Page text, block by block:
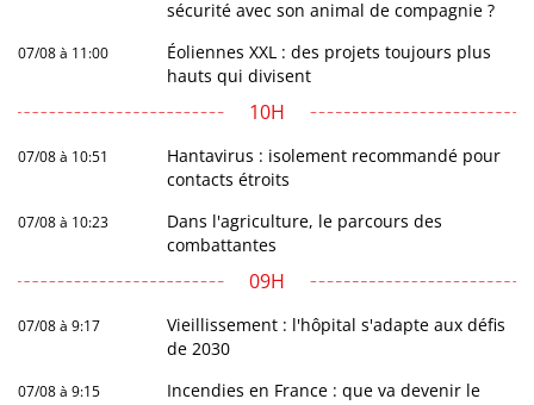
sécurité avec son animal de compagnie ?
07/08 à 11:00
Éoliennes XXL : des projets toujours plus
hauts qui divisent
10H
07/08 à 10:51
Hantavirus : isolement recommandé pour
contacts étroits
07/08 à 10:23
Dans l'agriculture, le parcours des
combattantes
09H
07/08 à 9:17
Vieillissement : l'hôpital s'adapte aux défis
de 2030
07/08 à 9:15
Incendies en France : que va devenir le